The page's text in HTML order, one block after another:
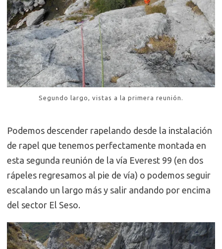
Segundo largo, vistas a la primera reunión.
Podemos descender rapelando desde la instalación
de rapel que tenemos perfectamente montada en
esta segunda reunión de la vía Everest 99 (en dos
rápeles regresamos al pie de vía) o podemos seguir
escalando un largo más y salir andando por encima
del sector El Seso.